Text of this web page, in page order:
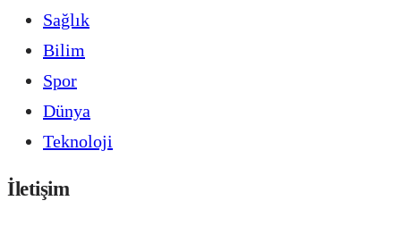
Sağlık
Bilim
Spor
Dünya
Teknoloji
İletişim